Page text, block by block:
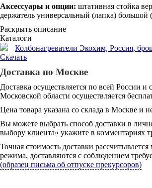
Аксессуары и опции: штативная стойка
держатель универсальный (лапка)
Раскрыть описание
Каталоги
Колбонагреватели Экохим, Россия,
Скачать
Доставка по Москве
Доставка осуществляется по всей России
Московской области осуществляется
Цена товара указана со склада в Москве и
Вы можете выбрать способ доставки в
выбору клиента» укажите в комментариях
Точная стоимость доставки
режима, доставляются с соблюдением
(образец письма об отпуске прекурсоров)